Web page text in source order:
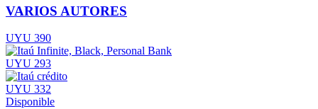
VARIOS AUTORES
UYU 390
UYU 293
UYU 332
Disponible